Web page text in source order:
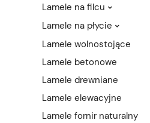
Lamele na filcu
Lamele na płycie
Lamele wolnostojące
Lamele betonowe
Lamele drewniane
Lamele elewacyjne
Lamele fornir naturalny